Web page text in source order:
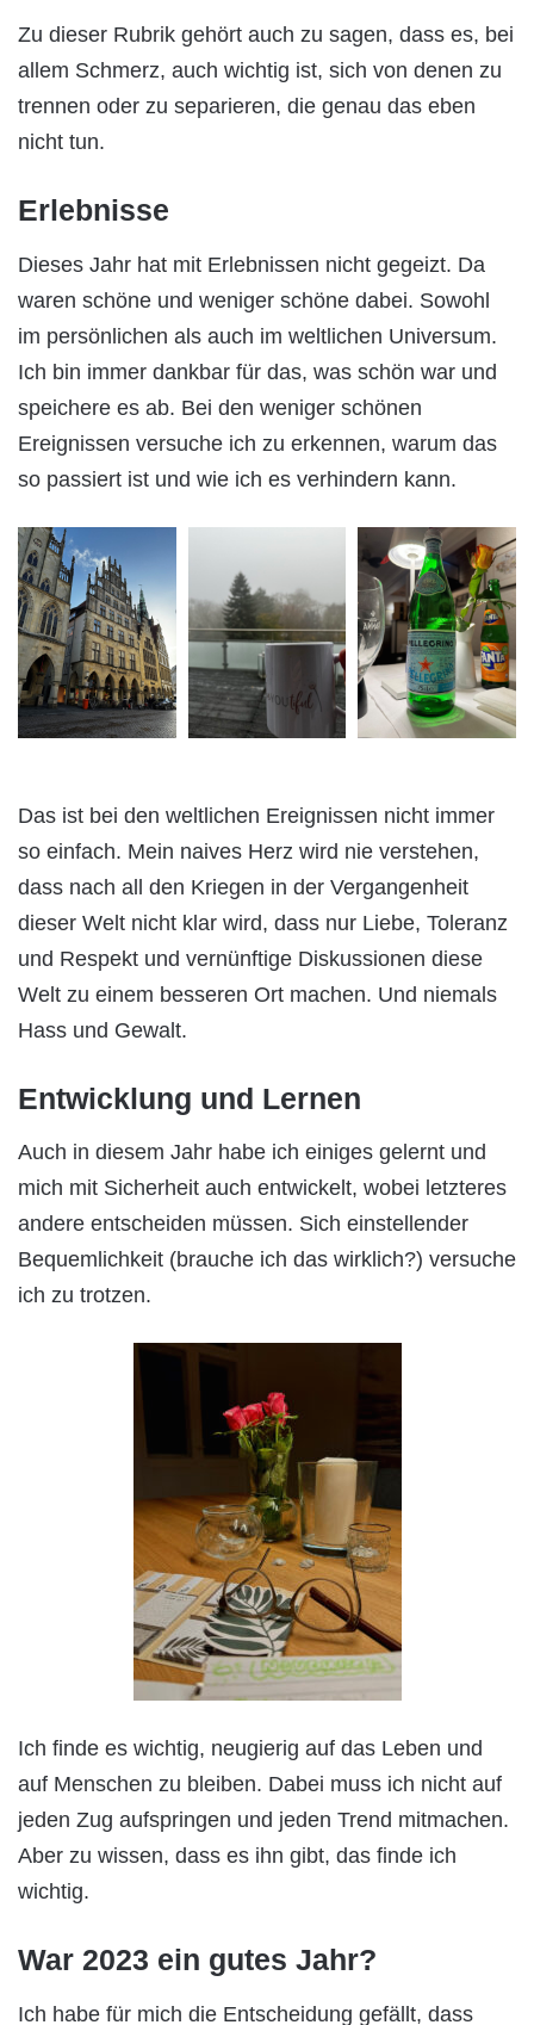
Zu dieser Rubrik gehört auch zu sagen, dass es, bei
allem Schmerz, auch wichtig ist, sich von denen zu
trennen oder zu separieren, die genau das eben
nicht tun.
Erlebnisse
Dieses Jahr hat mit Erlebnissen nicht gegeizt. Da
waren schöne und weniger schöne dabei. Sowohl
im persönlichen als auch im weltlichen Universum.
Ich bin immer dankbar für das, was schön war und
speichere es ab. Bei den weniger schönen
Ereignissen versuche ich zu erkennen, warum das
so passiert ist und wie ich es verhindern kann.
Das ist bei den weltlichen Ereignissen nicht immer
so einfach. Mein naives Herz wird nie verstehen,
dass nach all den Kriegen in der Vergangenheit
dieser Welt nicht klar wird, dass nur Liebe, Toleranz
und Respekt und vernünftige Diskussionen diese
Welt zu einem besseren Ort machen. Und niemals
Hass und Gewalt.
Entwicklung und Lernen
Auch in diesem Jahr habe ich einiges gelernt und
mich mit Sicherheit auch entwickelt, wobei letzteres
andere entscheiden müssen. Sich einstellender
Bequemlichkeit (brauche ich das wirklich?) versuche
ich zu trotzen.
Ich finde es wichtig, neugierig auf das Leben und
auf Menschen zu bleiben. Dabei muss ich nicht auf
jeden Zug aufspringen und jeden Trend mitmachen.
Aber zu wissen, dass es ihn gibt, das finde ich
wichtig.
War 2023 ein gutes Jahr?
Ich habe für mich die Entscheidung gefällt, dass